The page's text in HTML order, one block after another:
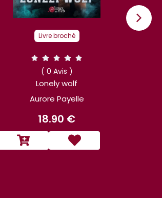
Livre broché
( 0 Avis )
Lonely wolf
Aurore Payelle
18.90 €